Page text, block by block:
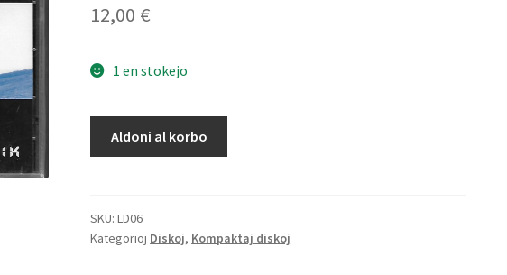
12,00 €
1 en stokejo
Aldoni al korbo
SKU:LD06
Kategorioj Diskoj, Kompaktaj diskoj